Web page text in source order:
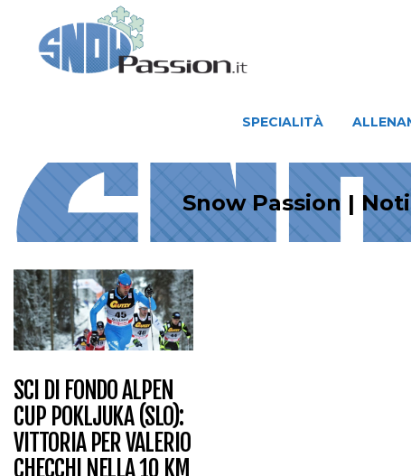
SPECIALITÀ
Snow Passion |
SCI DI FONDO ALPEN
CUP POKLJUKA (SLO):
VITTORIA PER VALERIO
CHECCHI NELLA 10 KM